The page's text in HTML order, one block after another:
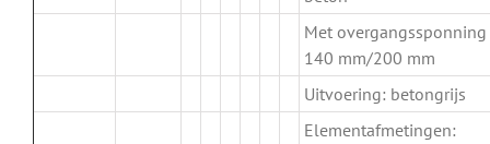
Met overgangssponning
140 mm/200 mm
Uitvoering: betongrijs
Elementafmetingen: